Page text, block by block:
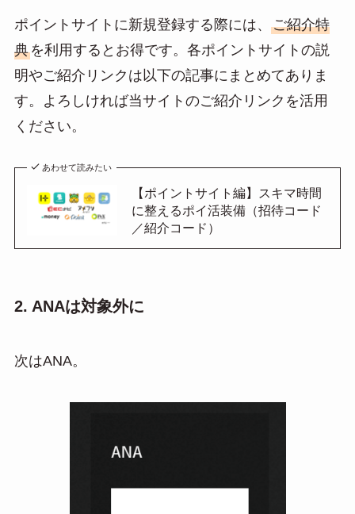
ポイントサイトに新規登録する際には、 ご紹介特
典を利用するとお得です。各ポイントサイトの説
明やご紹介リンクは以下の記事にまとめてありま
す。よろしければ当サイトのご紹介リンクを活用
ください。
あわせて読みたい
【ポイントサイト編】スキマ時間
に整えるポイ活装備（招待コード
／紹介コード）
2. ANAは対象外に
次はANA。